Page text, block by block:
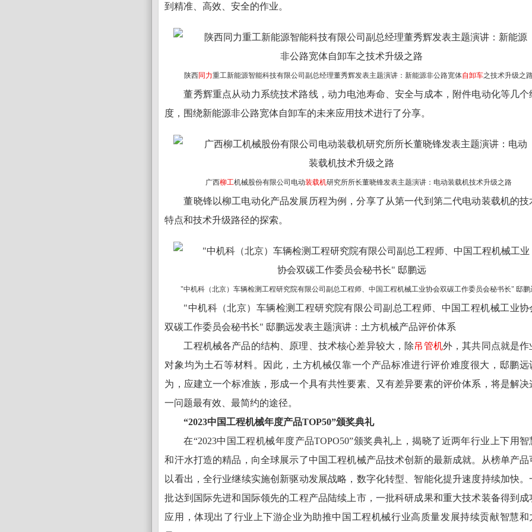
到精准、高效、安全的作业。
陕西同力重工新能源智能科技有限公司副总经理董秀辉发表主题演讲：新能源非公路宽体自卸车之技术升级之
董秀辉重点从动力系统技术路线，动力电池寿命、安全与成本，附件电动化等几个
度，围绕新能源非公路宽体自卸车的未来应用技术进行了分享。
广西柳工机械股份有限公司电动装载机研究所所长董晓锋发表主题演讲：电动装载机技术升级之路
董晓锋以柳工电动化产品发展历程为例，分享了从第一代到第二代电动装载机的技
特点和技术升级路径的探索。
"中机科（北京）车辆检测工程研究院有限公司副总工程师、中国工程机械工业协会双碳工作委员会秘书长" 邸鹏
"中机科（北京）车辆检测工程研究院有限公司副总工程师、中国工程机械工业协
双碳工作委员会秘书长" 邸鹏远发表主题演讲：土方机械产品评价体系
工程机械各产品的结构、原理、技术核心差异较大，除吊管机外，其共同点就是作
对象均为土石等材料。因此，土方机械仅靠一个产品标准进行评价难度很大，邸鹏远
为，应建立一个标准族，形成一个具有共性要素、又有差异要素的评价体系，将是解决
一问题最有效、最简约的途径。
“2023中国工程机械年度产品TOP50”颁奖典礼
在“2023中国工程机械年度产品TOPO50”颁奖典礼上，揭晓了近两年行业上下用智
和汗水打造的精品，向全球展示了中国工程机械产品技术创新的最新成就。从榜单产品
以看出，全行业继续实施创新驱动发展战略，数字化转型、智能化提升速度持续加快。
批达到国际先进和国际领先的工程产品陆续上市，一批科研成果和重大技术装备得到成
应用，体现出了行业上下游企业为助推中国工程机械行业高质量发展持续贡献智慧和